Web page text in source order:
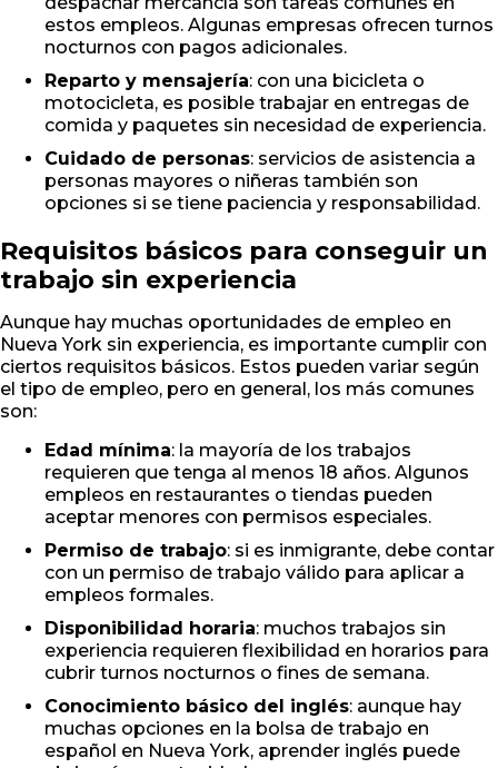
estos empleos. Algunas empresas ofrecen turnos
nocturnos con pagos adicionales.
Reparto y mensajería: con una bicicleta o
motocicleta, es posible trabajar en entregas de
comida y paquetes sin necesidad de experiencia.
Cuidado de personas: servicios de asistencia a
personas mayores o niñeras también son
opciones si se tiene paciencia y responsabilidad.
Requisitos básicos para conseguir un
trabajo sin experiencia
Aunque hay muchas oportunidades de empleo en
Nueva York sin experiencia, es importante cumplir con
ciertos requisitos básicos. Estos pueden variar según
el tipo de empleo, pero en general, los más comunes
son:
Edad mínima: la mayoría de los trabajos
requieren que tenga al menos 18 años. Algunos
empleos en restaurantes o tiendas pueden
aceptar menores con permisos especiales.
Permiso de trabajo: si es inmigrante, debe contar
con un permiso de trabajo válido para aplicar a
empleos formales.
Disponibilidad horaria: muchos trabajos sin
experiencia requieren flexibilidad en horarios para
cubrir turnos nocturnos o fines de semana.
Conocimiento básico del inglés: aunque hay
muchas opciones en la bolsa de trabajo en
español en Nueva York, aprender inglés puede